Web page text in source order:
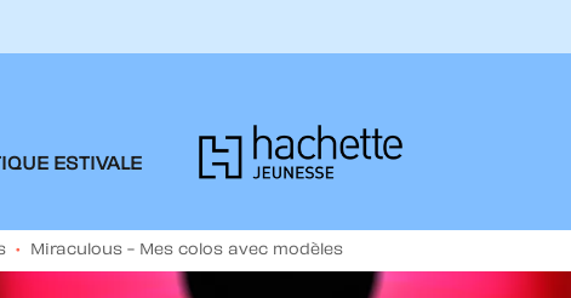
ESTIVALE
• Miraculous - Mes colos avec modèles